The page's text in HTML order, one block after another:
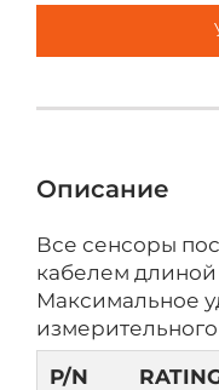
Описание
Все сенсоры
кабелем длиной
Максимальное
P/N